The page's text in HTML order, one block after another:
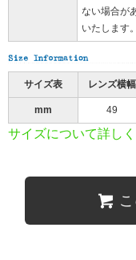
ない場合が
いたします。
サイズ表 レンズ横幅
mm 49
サイズについて詳し